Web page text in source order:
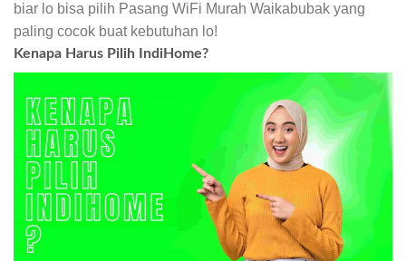
biar lo bisa pilih Pasang WiFi Murah Waikabubak yang
paling cocok buat kebutuhan lo!
Kenapa Harus Pilih IndiHome?